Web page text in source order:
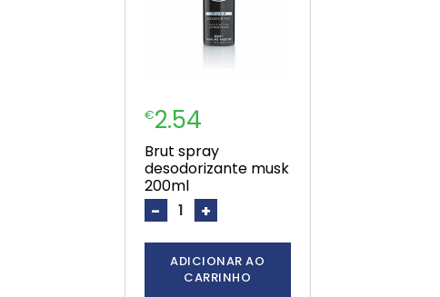
€2.54
brut spray
desodorizante musk
200ml
- +
ADICIONAR AO
CARRINHO